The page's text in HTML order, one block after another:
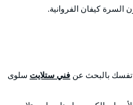
كيفان الفروانية.
تفسك بالبحث عنفني ستلايت سلوى